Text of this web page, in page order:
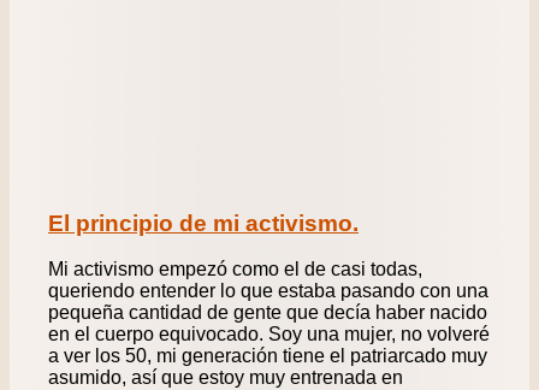
El principio de mi activismo.
Mi activismo empezó como el de casi todas,
queriendo entender lo que estaba pasando con una
pequeña cantidad de gente que decía haber nacido
en el cuerpo equivocado. Soy una mujer, no volveré
a ver los 50, mi generación tiene el patriarcado muy
asumido, así que estoy muy entrenada en